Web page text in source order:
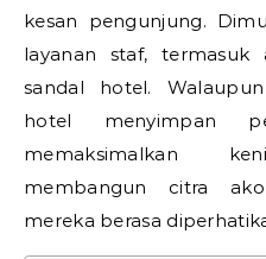
kesan pengunjung.
layanan staf, termasuk
sandal hotel.
hotel menyimpan
memaksimalkan
membangun citra
mereka berasa